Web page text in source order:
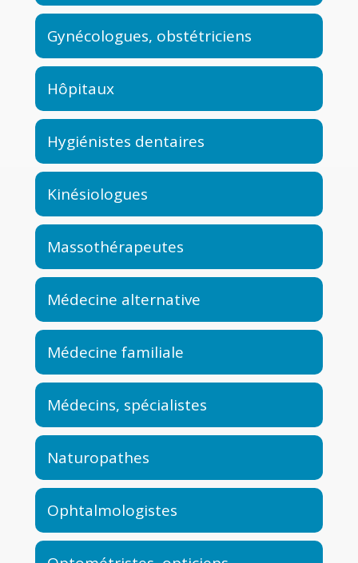
Gynécologues, obstétriciens
Hôpitaux
Hygiénistes dentaires
Kinésiologues
Massothérapeutes
Médecine alternative
Médecine familiale
Médecins, spécialistes
Naturopathes
Ophtalmologistes